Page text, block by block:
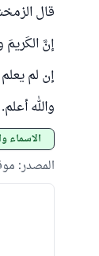
قال
إنَّ
إن لم
والله أعلم.
الأسماء
المصدر: